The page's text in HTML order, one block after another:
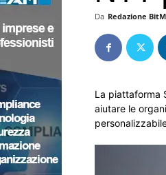
Da Redazione
La piattaforma
aiutare le